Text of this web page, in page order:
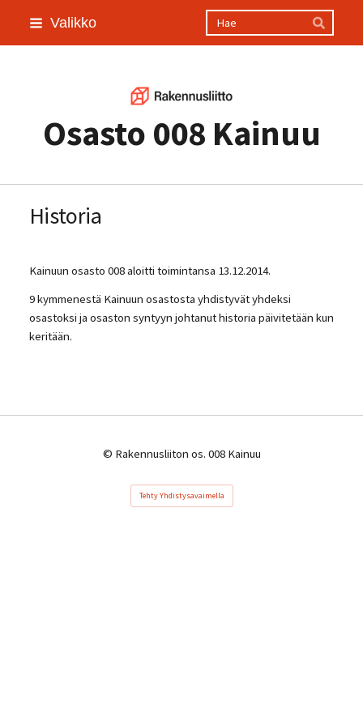
Siirry
Valikko
Hae
Osasto 008 Kainuu
Historia
Kainuun osasto 008 aloitti toimintansa 13.12.2014.
9 kymmenestä Kainuun osastosta yhdistyvät yhdeksi
osastoksi ja osaston syntyyn johtanut historia päivitetään kun
keritään.
© Rakennusliiton os. 008 Kainuu
Tehty Yhdistysavaimella